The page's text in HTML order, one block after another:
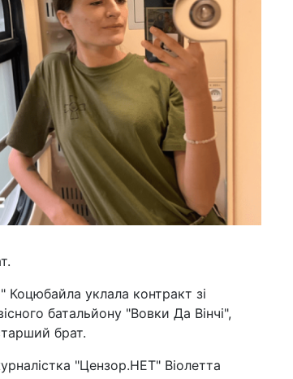
Коцюбайла уклала контракт зі
батальйону "Вовки Да Вінчі",
брат.
"Цензор.НЕТ" Віолетта